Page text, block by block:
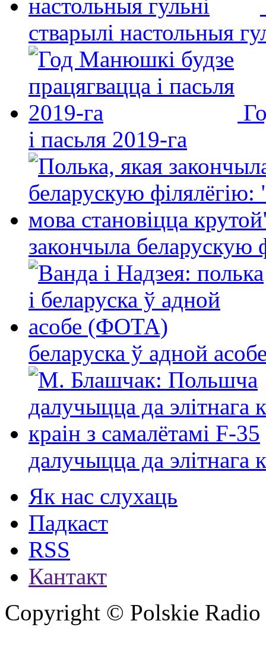
стварылі настольныя
і пасьля 2019-га
закончыла беларускую
беларуска ў адной
далучыцца да элітнага
Як нас слухаць
Падкаст
RSS
Кантакт
Copyright © Polskie